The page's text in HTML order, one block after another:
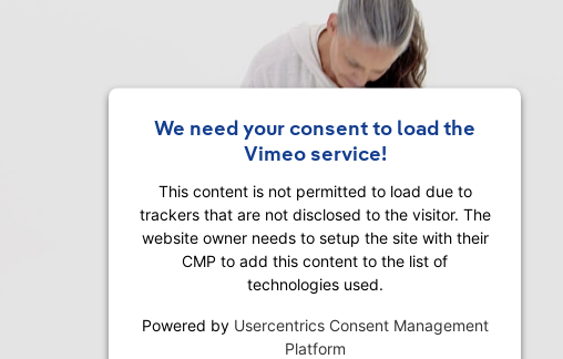
We need your consent to load the
Vimeo service!
This content is not permitted to load due to
trackers that are not disclosed to the visitor. The
website owner needs to setup the site with their
CMP to add this content to the list of
technologies used.
Powered by Usercentrics Consent Management
Platform